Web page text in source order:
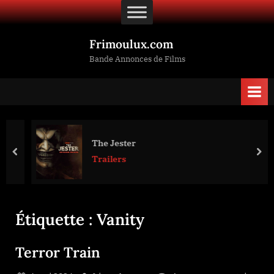
Skip
to
Frimoulux.com
Bande Annonces de Films
The Jester
Trailers
prev
Étiquette : Vanity
Terror Train